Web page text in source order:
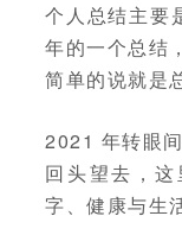
个人总结主要
年的一个总结
简单的说就是
2021 年转眼间
回头望去，
字、健康与生